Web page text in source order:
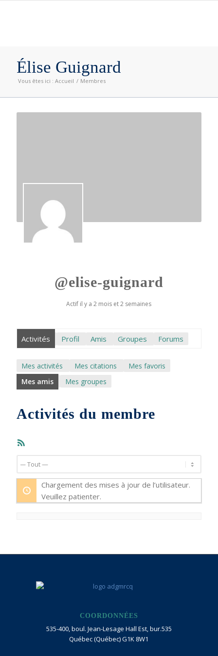
Élise Guignard
Vous êtes ici : Accueil / Membres
@elise-guignard
Actif il y a 2 mois et 2 semaines
Activités Profil Amis Groupes Forums
Mes activités Mes citations
Mes favoris
Mes amis
Mes groupes
Activités du membre
Flux
Afficher
par
activité:
Chargement des mises à jour de l’utilisateur.
Veuillez patienter.
COORDONNÉES
535-400, boul. Jean-Lesage Hall Est, bur.535
Québec (Québec) G1K 8W1